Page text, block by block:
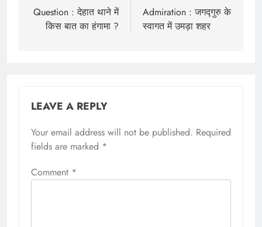
navigation
Question : देहात थाने में
किस बात का हंगामा ?
Admiration : जगद्गुरु के
स्वागत में उमड़ा शहर
LEAVE A REPLY
Your email address will not be published. Required
fields are marked *
Comment *